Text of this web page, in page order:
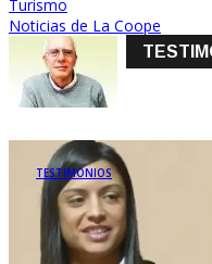
Turismo
Noticias de La Coope
TESTIMONIOS